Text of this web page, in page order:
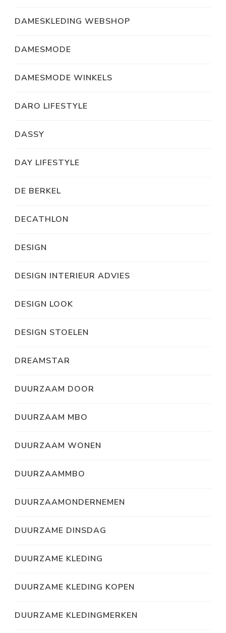
DAMESKLEDING WEBSHOP
DAMESMODE
DAMESMODE WINKELS
DARO LIFESTYLE
DASSY
DAY LIFESTYLE
DE BERKEL
DECATHLON
DESIGN
DESIGN INTERIEUR ADVIES
DESIGN LOOK
DESIGN STOELEN
DREAMSTAR
DUURZAAM DOOR
DUURZAAM MBO
DUURZAAM WONEN
DUURZAAMMBO
DUURZAAMONDERNEMEN
DUURZAME DINSDAG
DUURZAME KLEDING
DUURZAME KLEDING KOPEN
DUURZAME KLEDINGMERKEN